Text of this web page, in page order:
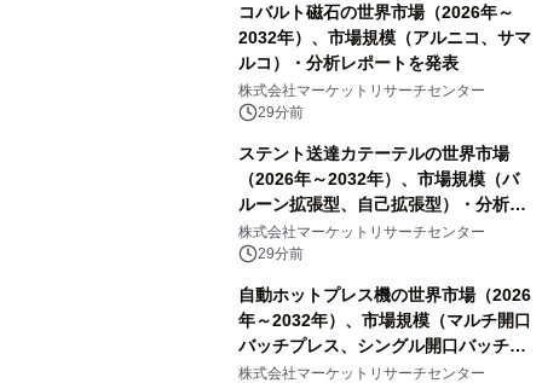
コバルト磁石の世界市場（2026年～
2032年）、市場規模（アルニコ、サマ
ルコ）・分析レポートを発表
株式会社マーケットリサーチセンター
29分前
ステント送達カテーテルの世界市場
（2026年～2032年）、市場規模（バ
ルーン拡張型、自己拡張型）・分析レ
ポートを発表
株式会社マーケットリサーチセンター
29分前
自動ホットプレス機の世界市場（2026
年～2032年）、市場規模（マルチ開口
バッチプレス、シングル開口バッチプ
レス、連続ホットプレスライン、真空
株式会社マーケットリサーチセンター